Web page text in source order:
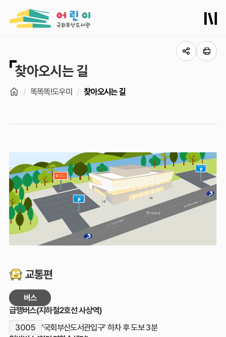
찾아오시는 길
똑똑똑!도우미 찾아오시는 길
교통편
버스
급행버스(지하철2호선 사상역)
3005
'국회부산도서관입구' 하차 후 도보 3분